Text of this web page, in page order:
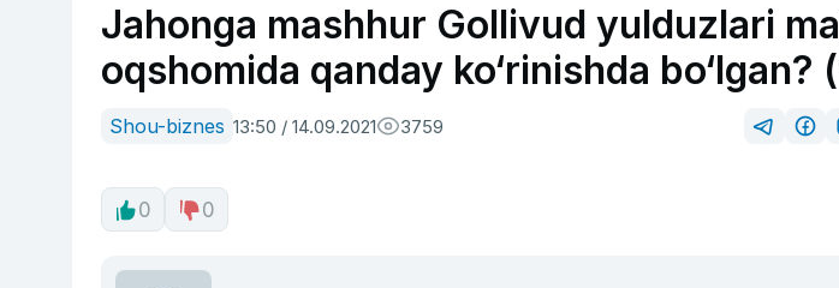
Jahonga mashhur Gollivud yulduzlari
oqshomida qanday ko‘rinishda bo‘lgan?
Shou-biznes 13:50 / 14.09.2021 3759
0 0